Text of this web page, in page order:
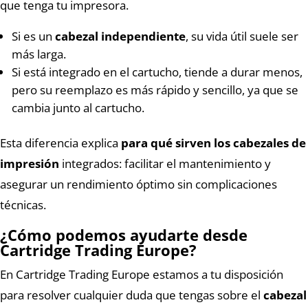
que tenga tu impresora.
Si es un cabezal independiente, su vida útil suele ser
más larga.
Si está integrado en el cartucho, tiende a durar menos,
pero su reemplazo es más rápido y sencillo, ya que se
cambia junto al cartucho.
Esta diferencia explica para qué sirven los cabezales de
impresión integrados: facilitar el mantenimiento y
asegurar un rendimiento óptimo sin complicaciones
técnicas.
¿Cómo podemos ayudarte desde
Cartridge Trading Europe?
En Cartridge Trading Europe estamos a tu disposición
para resolver cualquier duda que tengas sobre el cabezal